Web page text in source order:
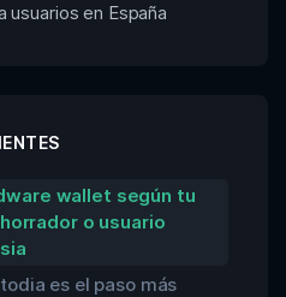
usuarios en España
wallet según tu
o usuario
es el paso más